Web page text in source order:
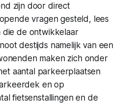
zijn door direct
vragen gesteld, lees
de ontwikkelaar
destijds namelijk van een
maken zich onder
aantal parkeerplaatsen
en op
fietsenstallingen en de